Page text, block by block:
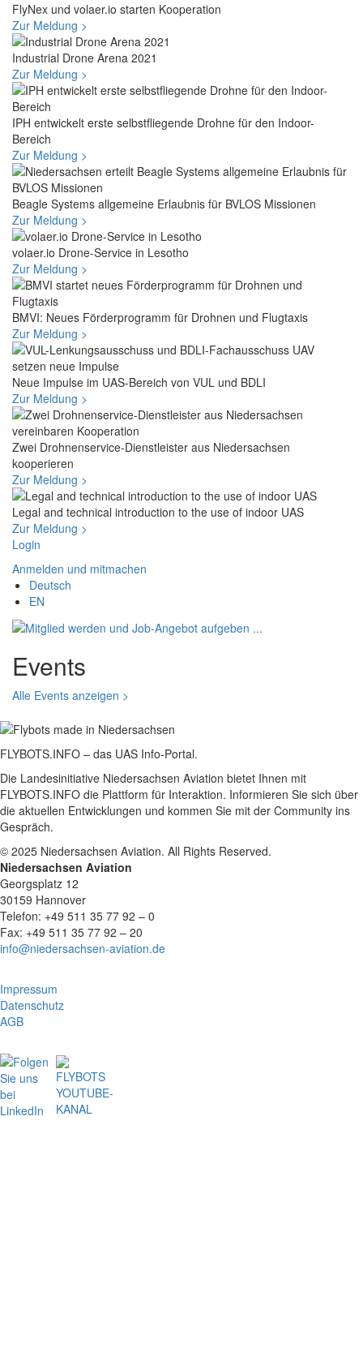
FlyNex und volaer.io starten Kooperation
Zur Meldung >
Industrial Drone Arena 2021
Zur Meldung >
IPH entwickelt erste selbstfliegende Drohne für den Indoor-
Bereich
Zur Meldung >
Beagle Systems allgemeine Erlaubnis für BVLOS Missionen
Zur Meldung >
volaer.io Drone-Service in Lesotho
Zur Meldung >
BMVI: Neues Förderprogramm für Drohnen und Flugtaxis
Zur Meldung >
Neue Impulse im UAS-Bereich von VUL und BDLI
Zur Meldung >
Zwei Drohnenservice-Dienstleister aus Niedersachsen
kooperieren
Zur Meldung >
Legal and technical introduction to the use of indoor UAS
Zur Meldung >
Login
Anmelden und mitmachen
Deutsch
EN
Events
Alle Events anzeigen >
FLYBOTS.INFO – das UAS Info-Portal.
Die Landesinitiative Niedersachsen Aviation bietet Ihnen mit
FLYBOTS.INFO die Plattform für Interaktion. Informieren Sie sich über
die aktuellen Entwicklungen und kommen Sie mit der Community ins
Gespräch.
© 2025 Niedersachsen Aviation. All Rights Reserved.
Niedersachsen Aviation
Georgsplatz 12
30159 Hannover
Telefon: +49 511 35 77 92 – 0
Fax: +49 511 35 77 92 – 20
info@niedersachsen-aviation.de
Impressum
Datenschutz
AGB